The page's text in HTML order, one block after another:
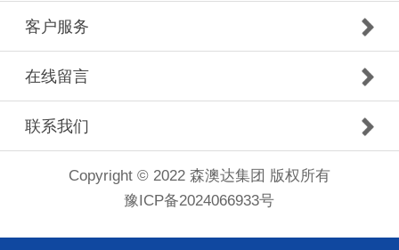
客户服务
在线留言
联系我们
Copyright © 2022 森澳达集团 版权所有
豫ICP备2024066933号